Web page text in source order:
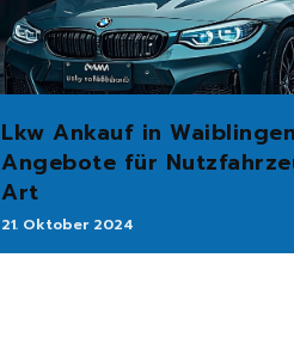
Lkw Ankauf in
Angebote für
Art
21. Oktober 2024